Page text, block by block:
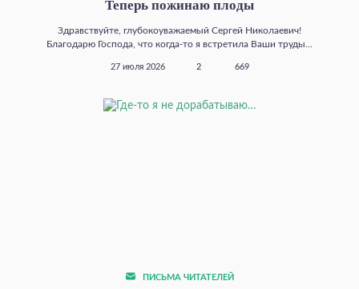
Теперь пожинаю плоды
Здравствуйте, глубокоуважаемый Сергей Николаевич!
Благодарю Господа, что когда‑то я встретила Ваши труды...
27 июля 2026 2 669
ПИСЬМА ЧИТАТЕЛЕЙ